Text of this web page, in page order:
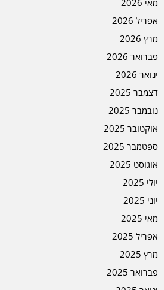
מאי 2026
אפריל 2026
מרץ 2026
פברואר 2026
ינואר 2026
דצמבר 2025
נובמבר 2025
אוקטובר 2025
ספטמבר 2025
אוגוסט 2025
יולי 2025
יוני 2025
מאי 2025
אפריל 2025
מרץ 2025
פברואר 2025